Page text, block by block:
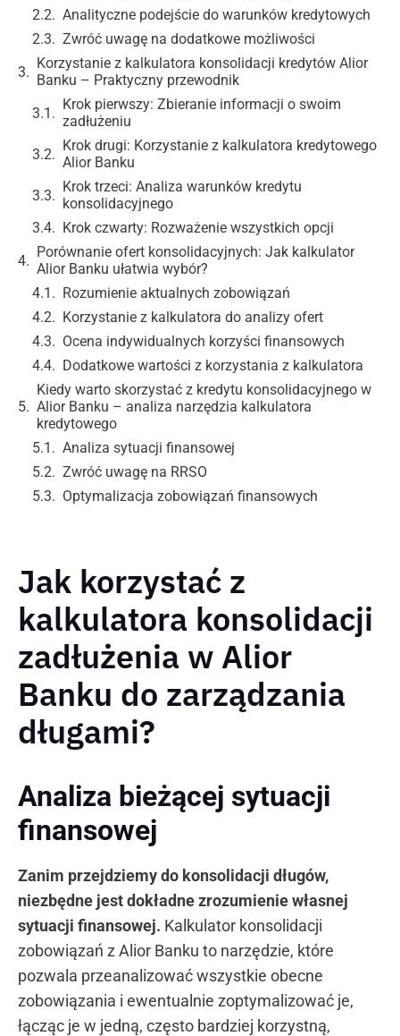
Jak korzystać z
kalkulatora konsolidacji
zadłużenia w Alior
Banku do zarządzania
długami?
Analiza bieżącej sytuacji
finansowej
Zanim przejdziemy do konsolidacji długów,
niezbędne jest dokładne zrozumienie własnej
sytuacji finansowej. Kalkulator konsolidacji
zobowiązań z Alior Banku to narzędzie, które
pozwala przeanalizować wszystkie obecne
zobowiązania i ewentualnie zoptymalizować je,
łącząc je w jedną, często bardziej korzystną,
Analityczne podejście do warunków kredytowych
Zwróć uwagę na dodatkowe możliwości
Korzystanie z kalkulatora konsolidacji kredytów Alior
Banku – Praktyczny przewodnik
Krok pierwszy: Zbieranie informacji o swoim
zadłużeniu
Krok drugi: Korzystanie z kalkulatora kredytowego
Alior Banku
Krok trzeci: Analiza warunków kredytu
konsolidacyjnego
Krok czwarty: Rozważenie wszystkich opcji
Porównanie ofert konsolidacyjnych: Jak kalkulator
Alior Banku ułatwia wybór?
Rozumienie aktualnych zobowiązań
Korzystanie z kalkulatora do analizy ofert
Ocena indywidualnych korzyści finansowych
Dodatkowe wartości z korzystania z kalkulatora
Kiedy warto skorzystać z kredytu konsolidacyjnego w
Alior Banku – analiza narzędzia kalkulatora
kredytowego
Analiza sytuacji finansowej
Zwróć uwagę na RRSO
Optymalizacja zobowiązań finansowych